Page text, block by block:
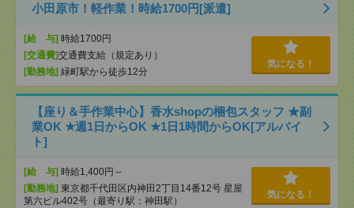
小田原市！軽作業！時給1700円[派遣]
[給 与] 時給1700円
[交通費]交通費支給（規定あり）
[勤務地] 緑町駅から徒歩12分
気になる！
【座り＆手作業中心】香水shopの梱包スタッフ ★副
業OK ★週1日からOK ★1日1時間からOK[アルバイ
ト]
[給 与] 時給1,400円～
[勤務地] 東京都千代田区内神田2丁目14番12号 星屋
第六ビル402号（最寄り駅：神田駅）
気になる！